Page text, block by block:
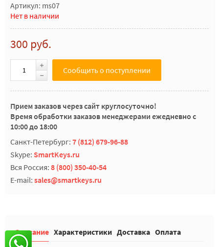
Артикул: ms07
Нет в наличии
300 руб.
Сообщить о поступлении
Прием заказов через сайт круглосуточно!
Время обработки заказов менеджерами ежедневно с
10:00 до 18:00
Санкт-Петербург: 7 (812) 679-96-88
Skype: SmartKeys.ru
Вся Россия: 8 (800) 350-40-54
E-mail: sales@smartkeys.ru
Описание Характеристики Доставка Оплата